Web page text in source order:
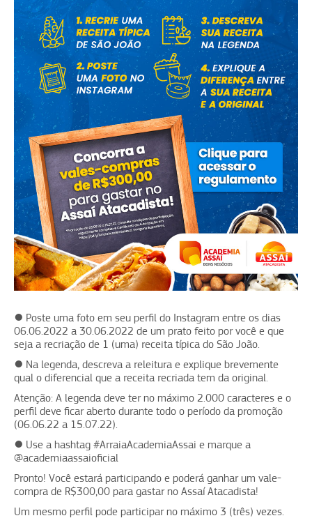
● Poste uma foto em seu perfil do Instagram entre os dias
06.06.2022 a 30.06.2022 de um prato feito por você e que
seja a recriação de 1 (uma) receita típica do São João.
● Na legenda, descreva a releitura e explique brevemente
qual o diferencial que a receita recriada tem da original.
Atenção: A legenda deve ter no máximo 2.000 caracteres e o
perfil deve ficar aberto durante todo o período da promoção
(06.06.22 a 15.07.22).
● Use a hashtag #ArraiaAcademiaAssai e marque a
@academiaassaioficial
Pronto! Você estará participando e poderá ganhar um vale-
compra de R$300,00 para gastar no Assaí Atacadista!
Um mesmo perfil pode participar no máximo 3 (três) vezes.